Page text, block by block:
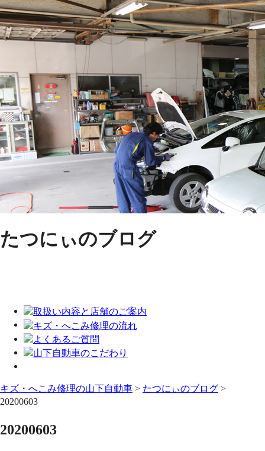
たつにぃのブログ
キズ・へこみ修理の山下自動車 > たつにぃのブログ >
20200603
20200603